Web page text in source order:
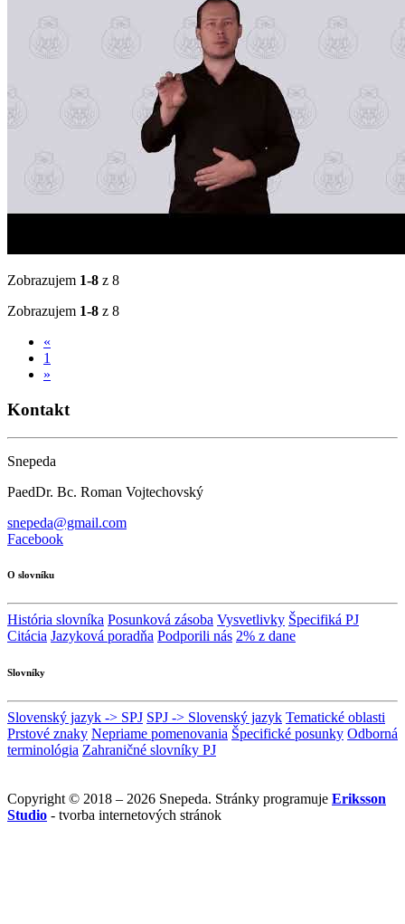
Zobrazujem 1-8 z 8
Zobrazujem 1-8 z 8
«
1
»
Kontakt
Snepeda
PaedDr. Bc. Roman Vojtechovský
snepeda@gmail.com
Facebook
O slovníku
História slovníka Posunková zásoba Vysvetlivky Špecifiká PJ
Citácia Jazyková poradňa Podporili nás 2% z dane
Slovníky
Slovenský jazyk -> SPJ SPJ -> Slovenský jazyk Tematické oblasti
Prstové znaky Nepriame pomenovania Špecifické posunky Odborná
terminológia Zahraničné slovníky PJ
Copyright © 2018 – 2026 Snepeda. Stránky programuje Eriksson
Studio - tvorba internetových stránok